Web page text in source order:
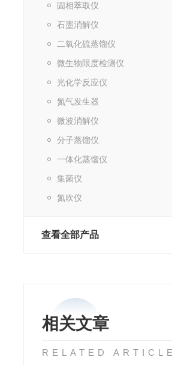
固相萃取仪
石墨消解仪
二氧化硫蒸馏仪
微生物限度检测仪
光化学反应仪
氮气发生器
微波消解仪
分子蒸馏仪
一体化蒸馏仪
集菌仪
氮吹仪
查看全部产品
相关文章
RELATED